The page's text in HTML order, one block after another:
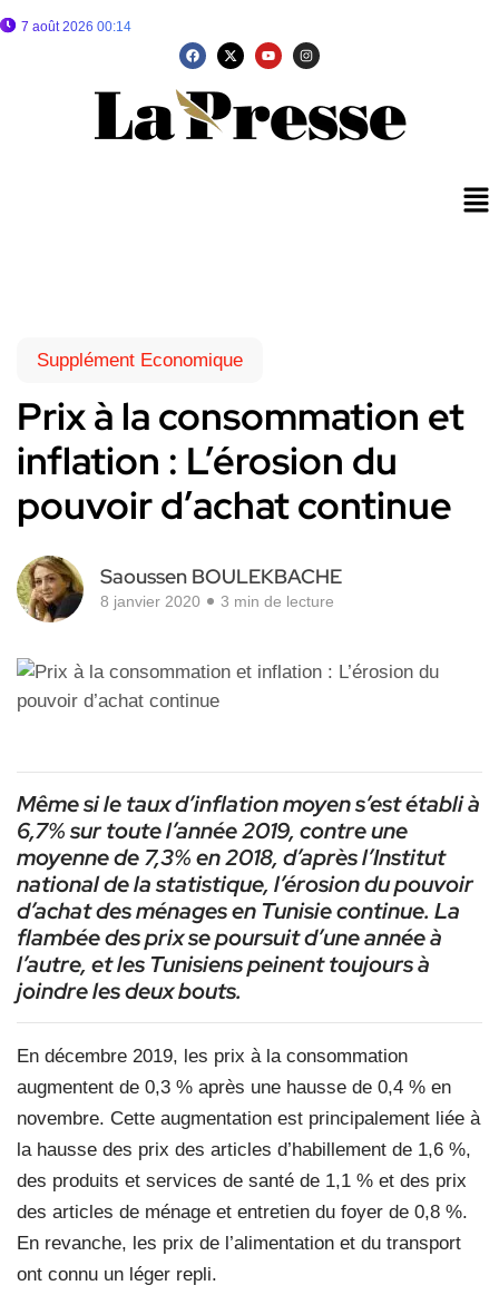
7 août 2026 00:14
Supplément Economique
Prix à la consommation et
inflation : L’érosion du
pouvoir d’achat continue
Saoussen BOULEKBACHE
8 janvier 2020 3 min de lecture
Même si le taux d’inflation moyen s’est établi à
6,7% sur toute l’année 2019, contre une
moyenne de 7,3% en 2018, d’après l’Institut
national de la statistique, l’érosion du pouvoir
d’achat des ménages en Tunisie continue. La
flambée des prix se poursuit d’une année à
l’autre, et les Tunisiens peinent toujours à
joindre les deux bouts.
En décembre 2019, les prix à la consommation
augmentent de 0,3 % après une hausse de 0,4 % en
novembre. Cette augmentation est principalement liée à
la hausse des prix des articles d’habillement de 1,6 %,
des produits et services de santé de 1,1 % et des prix
des articles de ménage et entretien du foyer de 0,8 %.
En revanche, les prix de l’alimentation et du transport
ont connu un léger repli.